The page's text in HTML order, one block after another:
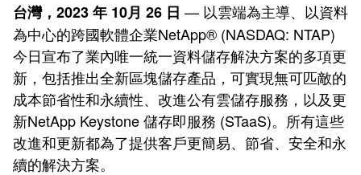
台灣，2023 年 10月 26 日 — 以雲端為主導、以資料
為中心的跨國軟體企業NetApp® (NASDAQ: NTAP)
今日宣布了業內唯一統一資料儲存解決方案的多項更
新，包括推出全新區塊儲存產品，可實現無可匹敵的
成本節省性和永續性、改進公有雲儲存服務，以及更
新NetApp Keystone 儲存即服務 (STaaS)。所有這些
改進和更新都為了提供客戶更簡易、節省、安全和永
續的解決方案。